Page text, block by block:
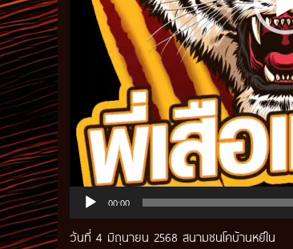
00:00
วันที่ 4 มิถุนายน 2568 สนามชนโคบ้านหยีใน